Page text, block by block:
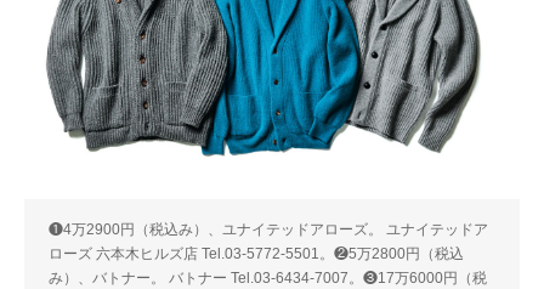
❶4万2900円（税込み）、ユナイテッドアローズ。 ユナイテッドア
ローズ 六本木ヒルズ店 Tel.03-5772-5501。❷5万2800円（税込
み）、バトナー。 バトナー Tel.03-6434-7007。❸17万6000円（税